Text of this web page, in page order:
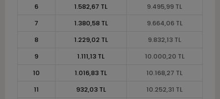
6 1.582,67 TL
9.495,99 TL
7
1.380,58 TL
9.664,06 TL
8
1.229,02 TL
9.832,13 TL
9
1.111,13 TL
10.000,20 TL
10
1.016,83 TL
10.168,27 TL
11
932,03 TL
10.252,31 TL